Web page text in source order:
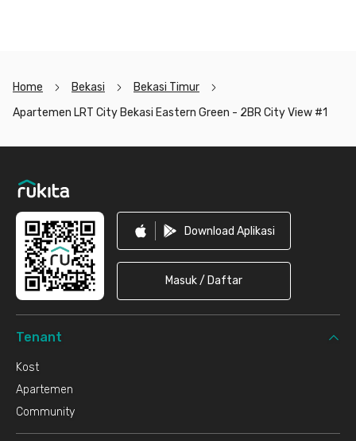
Home Bekasi
Bekasi Timur
Apartemen LRT City Bekasi Eastern Green - 2BR City View #1
Download Aplikasi
Masuk / Daftar
Tenant
Kost
Apartemen
Community